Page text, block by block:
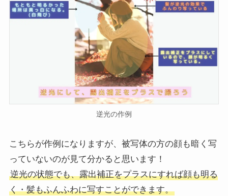
逆光の作例
こちらが作例になりますが、被写体の方の顔も暗く写
っていないのが見て分かると思います！
逆光の状態でも、露出補正をプラスにすれば顔も明る
く・髪もふんふわに写すことができます。